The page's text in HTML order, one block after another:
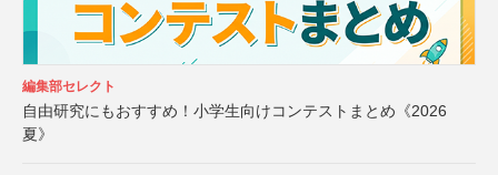
編集部セレクト
自由研究にもおすすめ！小学生向けコンテストまとめ《2026
夏》